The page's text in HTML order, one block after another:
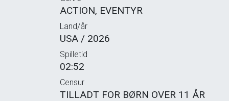
ACTION, EVENTYR
Land/år
USA / 2026
Spilletid
02:52
Censur
TILLADT FOR BØRN OVER 11 ÅR